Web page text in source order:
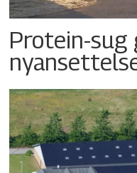
Protein-sug